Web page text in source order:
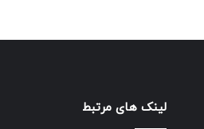
لینک های مرتبط